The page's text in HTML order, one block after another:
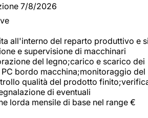
7/8/2026
all'interno del reparto produttivo e
e supervisione di macchinari
del legno;carico e scarico dei
bordo macchina;monitoraggio del
qualità del prodotto
di eventuali
lorda mensile di base nel range €